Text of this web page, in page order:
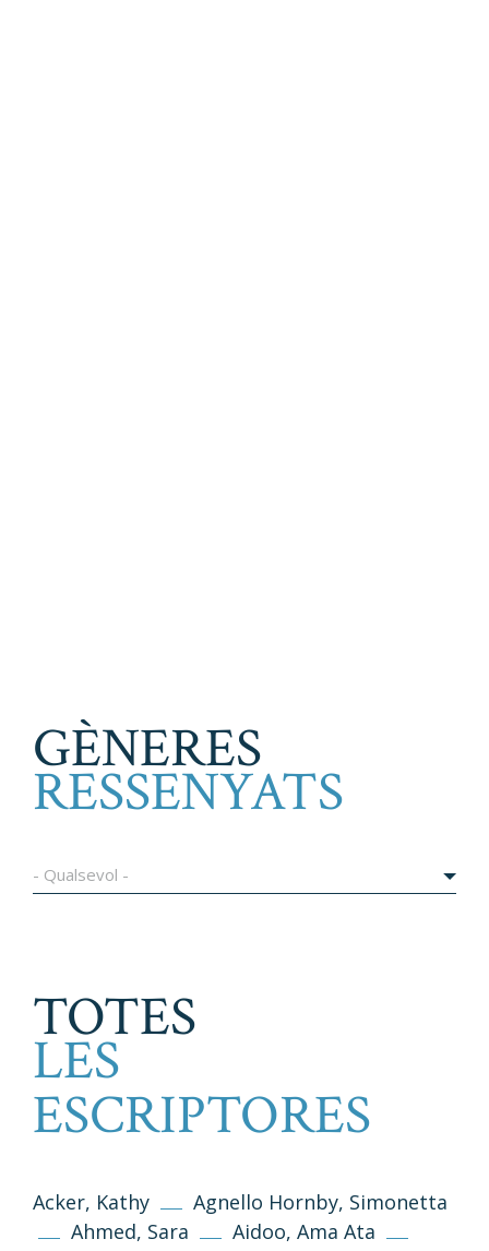
GÈNERES
RESSENYATS
- Qualsevol -
TOTES
LES
ESCRIPTORES
Acker, Kathy
Agnello Hornby, Simonetta
Ahmed, Sara
Aidoo, Ama Ata